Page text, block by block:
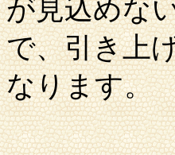
が見込めな
で、引き上
なります。